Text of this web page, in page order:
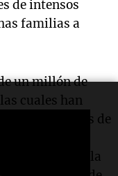
de intensos
familias a
un millón de
cuales han
asentamientos de
Soubhiye
espera y la